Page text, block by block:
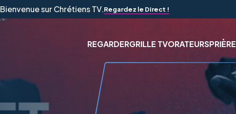
Bienvenue sur Chrétiens TV.Regardez le Direct !
REGARDERGRILLE TVORATEURSPRIÈRE